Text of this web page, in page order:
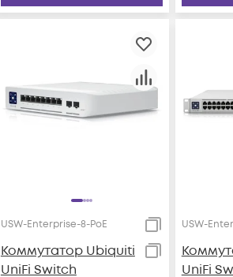
USW-Enterprise-8-PoE
Коммутатор Ubiquiti
UniFi Switch
USW-
UniFi